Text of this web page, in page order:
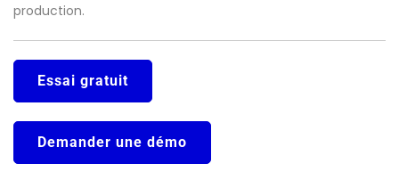
production.
Essai gratuit
Demander une démo